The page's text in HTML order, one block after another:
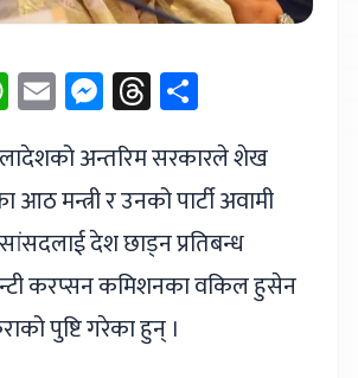
WhatsApp
EmailMessenger
Threads
अन्तरिम सरकारले शेख
आठ मन्त्री र उनको पार्टी अवामी
देश छाड्न प्रतिबन्ध
करप्सन कमिशनका वकिल हुसेन
पुष्टि गरेका हुन् ।